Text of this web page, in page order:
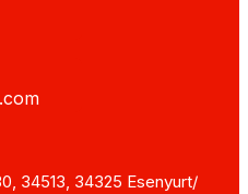
34513, 34325 Esenyurt/